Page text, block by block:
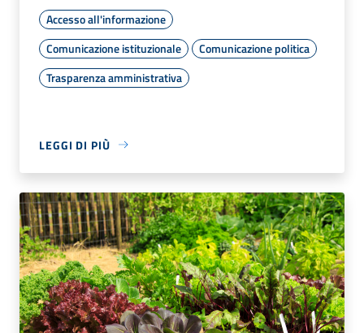
Accesso all'informazione
Comunicazione istituzionale
Comunicazione politica
Trasparenza amministrativa
LEGGI DI PIÙ